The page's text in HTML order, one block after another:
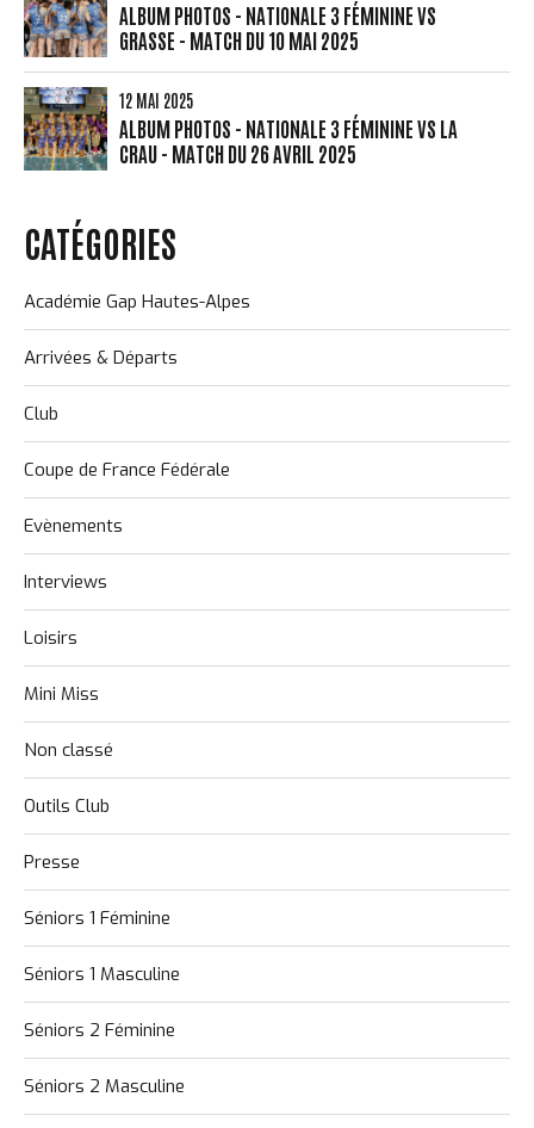
ALBUM PHOTOS - NATIONALE 3 FÉMININE VS
GRASSE - MATCH DU 10 MAI 2025
12 MAI 2025
ALBUM PHOTOS - NATIONALE 3 FÉMININE VS LA
CRAU - MATCH DU 26 AVRIL 2025
CATÉGORIES
Académie Gap Hautes-Alpes
Arrivées & Départs
Club
Coupe de France Fédérale
Evènements
Interviews
Loisirs
Mini Miss
Non classé
Outils Club
Presse
Séniors 1 Féminine
Séniors 1 Masculine
Séniors 2 Féminine
Séniors 2 Masculine